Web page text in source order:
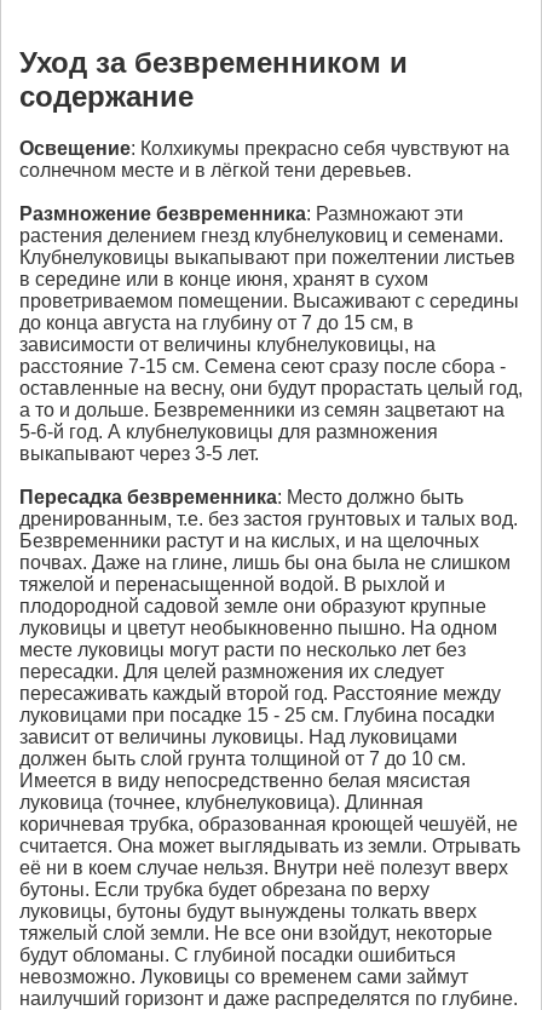
Уход за безвременником и
содержание
Освещение: Колхикумы прекрасно себя чувствуют на
солнечном месте и в лёгкой тени деревьев.
Размножение безвременника: Размножают эти
растения делением гнезд клубнелуковиц и семенами.
Клубнелуковицы выкапывают при пожелтении листьев
в середине или в конце июня, хранят в сухом
проветриваемом помещении. Высаживают с середины
до конца августа на глубину от 7 до 15 см, в
зависимости от величины клубнелуковицы, на
расстояние 7-15 см. Семена сеют сразу после сбора -
оставленные на весну, они будут прорастать целый год,
а то и дольше. Безвременники из семян зацветают на
5-6-й год. А клубнелуковицы для размножения
выкапывают через 3-5 лет.
Пересадка безвременника: Место должно быть
дренированным, т.е. без застоя грунтовых и талых вод.
Безвременники растут и на кислых, и на щелочных
почвах. Даже на глине, лишь бы она была не слишком
тяжелой и перенасыщенной водой. В рыхлой и
плодородной садовой земле они образуют крупные
луковицы и цветут необыкновенно пышно. На одном
месте луковицы могут расти по несколько лет без
пересадки. Для целей размножения их следует
пересаживать каждый второй год. Расстояние между
луковицами при посадке 15 - 25 см. Глубина посадки
зависит от величины луковицы. Над луковицами
должен быть слой грунта толщиной от 7 до 10 см.
Имеется в виду непосредственно белая мясистая
луковица (точнее, клубнелуковица). Длинная
коричневая трубка, образованная кроющей чешуёй, не
считается. Она может выглядывать из земли. Отрывать
её ни в коем случае нельзя. Внутри неё полезут вверх
бутоны. Если трубка будет обрезана по верху
луковицы, бутоны будут вынуждены толкать вверх
тяжелый слой земли. Не все они взойдут, некоторые
будут обломаны. С глубиной посадки ошибиться
невозможно. Луковицы со временем сами займут
наилучший горизонт и даже распределятся по глубине.